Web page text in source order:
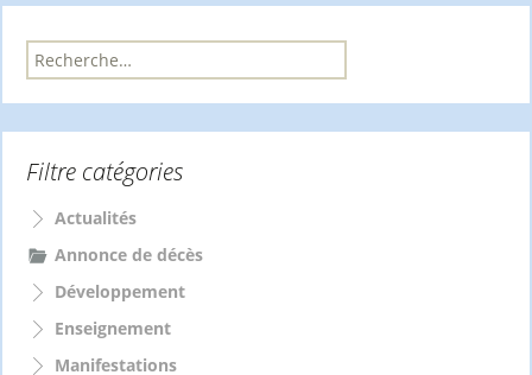
R
e
r
h
r
Filtre catégories
Actualités
Annonce de décès
Développement
Enseignement
Manifestations